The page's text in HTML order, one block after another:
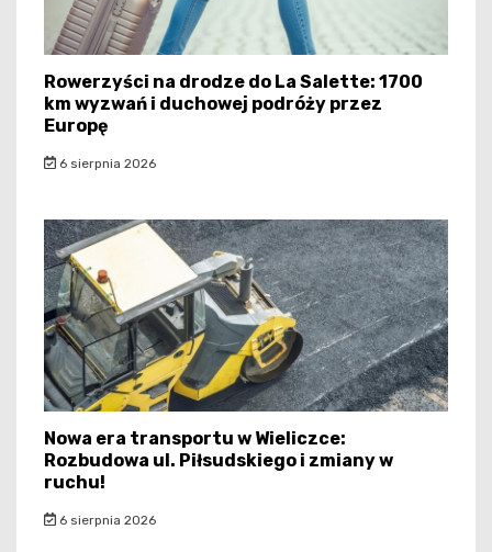
Rowerzyści na drodze do La Salette: 1700
km wyzwań i duchowej podróży przez
Europę
6 sierpnia 2026
Nowa era transportu w Wieliczce:
Rozbudowa ul. Piłsudskiego i zmiany w
ruchu!
6 sierpnia 2026